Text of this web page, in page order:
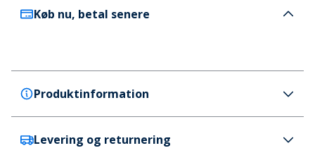
Køb nu, betal senere
Produktinformation
Bisgaard
Levering og returnering